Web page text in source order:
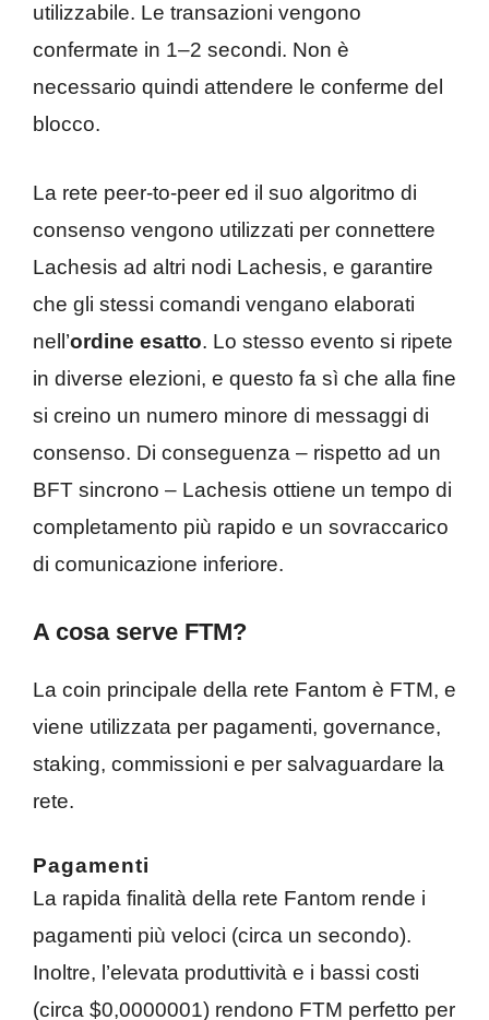
utilizzabile. Le transazioni vengono
confermate in 1–2 secondi. Non è
necessario quindi attendere le conferme del
blocco.
La rete peer-to-peer ed il suo algoritmo di
consenso vengono utilizzati per connettere
Lachesis ad altri nodi Lachesis, e garantire
che gli stessi comandi vengano elaborati
nell’ordine esatto. Lo stesso evento si ripete
in diverse elezioni, e questo fa sì che alla fine
si creino un numero minore di messaggi di
consenso. Di conseguenza – rispetto ad un
BFT sincrono – Lachesis ottiene un tempo di
completamento più rapido e un sovraccarico
di comunicazione inferiore.
A cosa serve FTM?
La coin principale della rete Fantom è FTM, e
viene utilizzata per pagamenti, governance,
staking, commissioni e per salvaguardare la
rete.
Pagamenti
La rapida finalità della rete Fantom rende i
pagamenti più veloci (circa un secondo).
Inoltre, l’elevata produttività e i bassi costi
(circa $0,0000001) rendono FTM perfetto per